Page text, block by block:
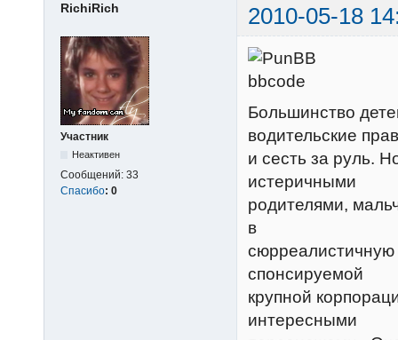
RichiRich 2010-05-18
Участник
Неактивен
Сообщений: 33
Спасибо: 0
Большинство
водительские
и сесть за руль.
истеричными
родителями,
в
сюрреалистичную
спонсируемой
крупной
интересными